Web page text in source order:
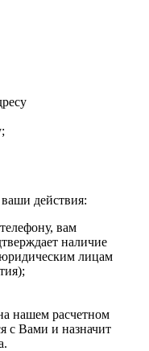
действия:
вам
наличие
юридическим лицам
нашем расчетном
с Вами и назначит